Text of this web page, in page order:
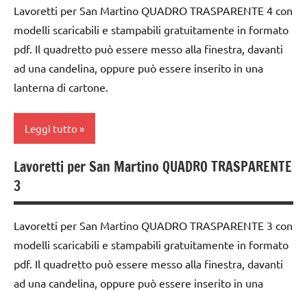
TUTORIAL
TUTTI GLI
dai
6
anni
DOWNLOAD
FESTE
DELL'ANNO
DIDATTICA
papercutting
PEDAGOGIE
Waldorf
carta
cartamodelli
3a
4a
classe
dai
6
anni
Lavoretti per San Martino QUADRO TRASPARENTE 4 con
modelli scaricabili e stampabili gratuitamente in formato
pdf. Il quadretto può essere messo alla finestra, davanti
ad una candelina, oppure può essere inserito in una
lanterna di cartone.
Leggi tutto
ARTE
Waldorf
carta
Lavoretti per San Martino QUADRO TRASPARENTE
3
Lavoretti per San Martino QUADRO TRASPARENTE 3 con
modelli scaricabili e stampabili gratuitamente in formato
pdf. Il quadretto può essere messo alla finestra, davanti
ad una candelina, oppure può essere inserito in una